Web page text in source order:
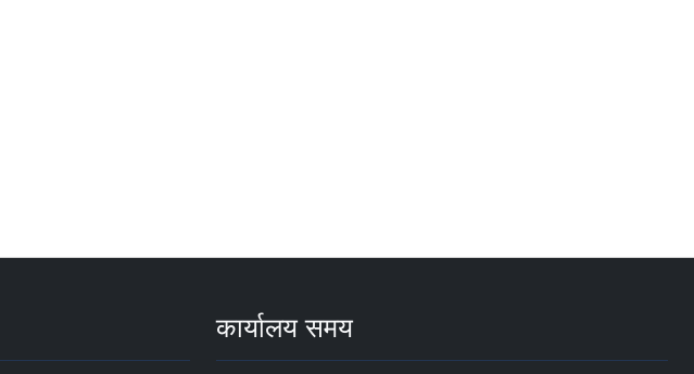
कार्यालय समय